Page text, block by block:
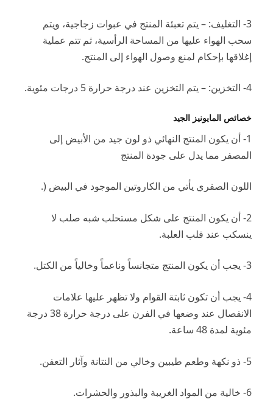
3- التغليف: – يتم تعبئة المنتج في عبوات زجاجية، ويتم
سحب الهواء عليها من المساحة الرأسية، ثم تتم عملية
إغلاقها بإحكام لمنع وصول الهواء إلى المنتج.
4- التخزين: – يتم التخزين عند درجة حرارة 5 درجات مئوية.
خصائص المايونيز الجيد
1- أن يكون المنتج النهائي ذو لون جيد من الأبيض إلى
المصفر مما يدل على جودة المنتج
اللون الصفري يأتي من الكاروتين الموجود في البيض (.
2- أن يكون المنتج على شكل مستحلب شبه صلب لا
ينسكب عند قلب العلبة.
3- يجب أن يكون المنتج متجانساً وناعماً وخالياً من الكتل.
4- يجب أن تكون ثابتة القوام ولا تظهر عليها علامات
الانفصال عند وضعها في الفرن على درجة حرارة 38 درجة
مئوية لمدة 48 ساعة.
5- ذو نكهة وطعم طيبين وخالي من النتانة وآثار التعفن.
6- خالية من المواد الغريبة والبذور والحشرات.